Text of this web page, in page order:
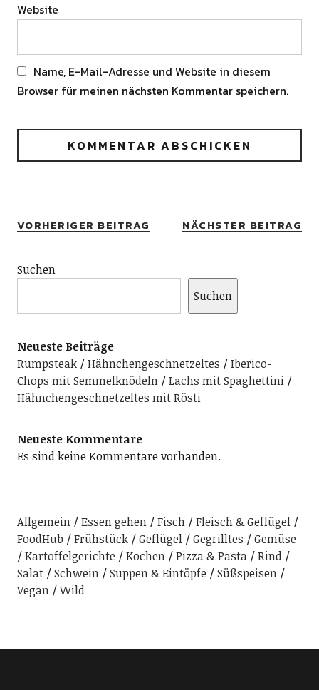
Website
Name, E-Mail-Adresse und Website in diesem
Browser für meinen nächsten Kommentar speichern.
VORHERIGER BEITRAG NÄCHSTER BEITRAG
Suchen
Suchen
Neueste Beiträge
Rumpsteak
Hähnchengeschnetzeltes
Iberico-
Chops mit Semmelknödeln
Lachs mit Spaghettini
Hähnchengeschnetzeltes mit Rösti
Neueste Kommentare
Es sind keine Kommentare vorhanden.
Allgemein Essen gehen Fisch
Fleisch & Geflügel
FoodHub
Frühstück Geflügel Gegrilltes
Gemüse
Kartoffelgerichte
Kochen Pizza & Pasta
Rind
Salat
Schwein Suppen & Eintöpfe
Süßspeisen
Vegan
Wild